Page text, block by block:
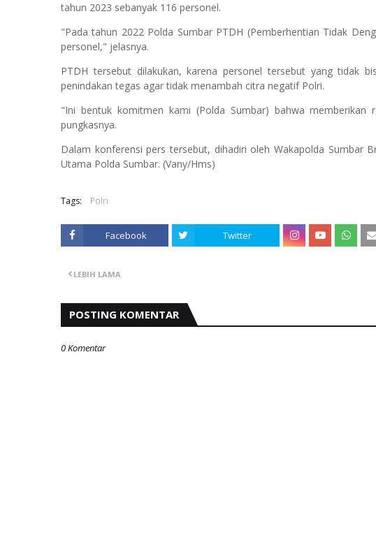
tahun 2023 sebanyak 116 personel.
"Pada tahun 2022 Polda Sumbar PTDH (Pemberhentian Tidak
personel," jelasnya.
PTDH tersebut dilakukan, karena personel tersebut yang tidak
penindakan tegas agar tidak menambah citra negatif Polri.
"Ini bentuk komitmen kami (Polda Sumbar) bahwa memberikan
pungkasnya.
Dalam konferensi pers tersebut, dihadiri oleh Wakapolda Sumbar
Utama Polda Sumbar. (Vany/Hms)
Tags: Polri
Facebook Twitter
LEBIH LAMA
POSTING KOMENTAR
0 Komentar